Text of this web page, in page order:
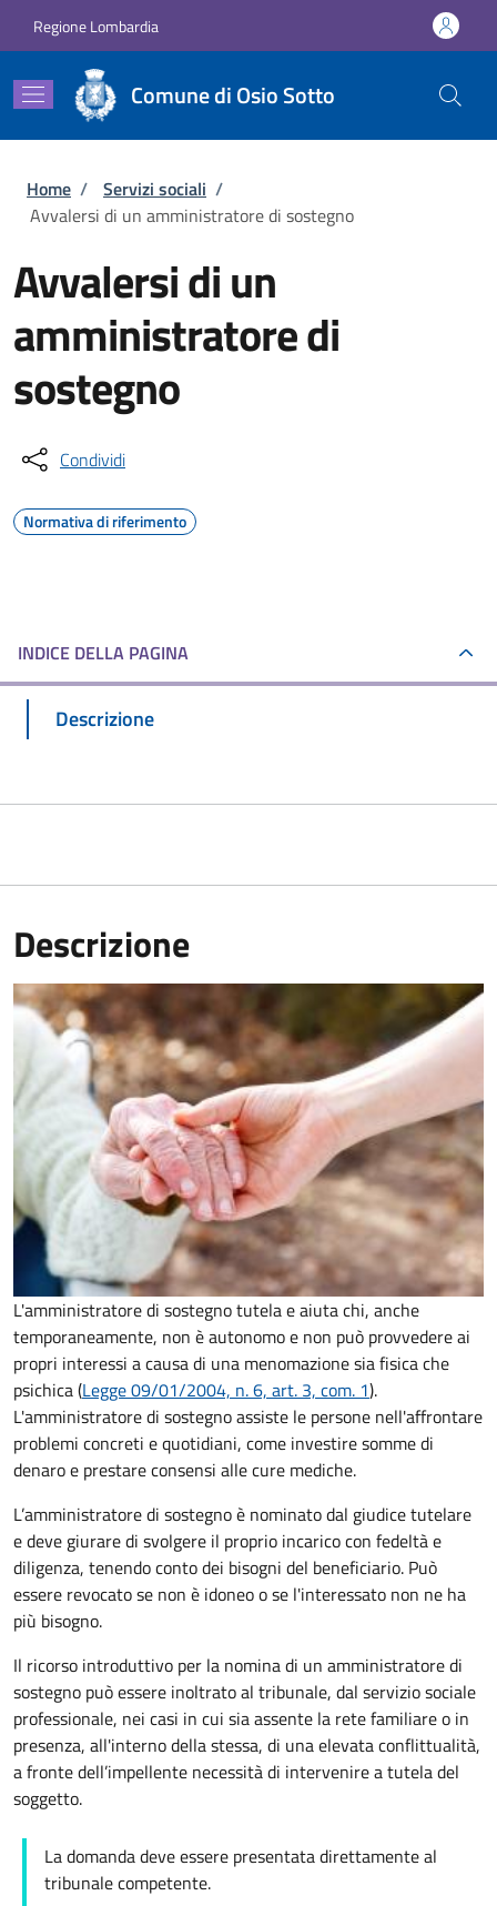
Regione Lombardia
Comune di Osio Sotto
Briciole di pane
Home / Servizi sociali /
Avvalersi di un amministratore di sostegno
Avvalersi di un
amministratore di
sostegno
Condividi
Normativa di riferimento
INDICE DELLA PAGINA
Descrizione
Descrizione
L'amministratore di sostegno tutela e aiuta chi, anche
temporaneamente, non è autonomo e non può provvedere ai
propri interessi a causa di una menomazione sia fisica che
psichica (Legge 09/01/2004, n. 6, art. 3, com. 1).
L'amministratore di sostegno assiste le persone nell'affrontare
problemi concreti e quotidiani, come investire somme di
denaro e prestare consensi alle cure mediche.
L’amministratore di sostegno è nominato dal giudice tutelare
e deve giurare di svolgere il proprio incarico con fedeltà e
diligenza, tenendo conto dei bisogni del beneficiario. Può
essere revocato se non è idoneo o se l'interessato non ne ha
più bisogno.
Il ricorso introduttivo per la nomina di un amministratore di
sostegno può essere inoltrato al tribunale, dal servizio sociale
professionale, nei casi in cui sia assente la rete familiare o in
presenza, all'interno della stessa, di una elevata conflittualità,
a fronte dell’impellente necessità di intervenire a tutela del
soggetto.
La domanda deve essere presentata direttamente al
tribunale competente.